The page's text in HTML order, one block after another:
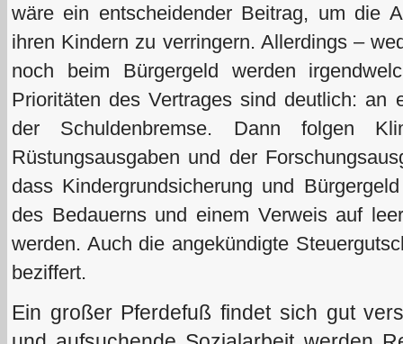
wäre ein entscheidender Beitrag, um die
ihren Kindern zu verringern. Allerdings –
noch beim Bürgergeld werden
Prioritäten des Vertrages sind deutlich: an
der Schuldenbremse. Dann folgen
Rüstungsausgaben und der
dass Kindergrundsicherung und
des Bedauerns und einem Verweis auf
werden. Auch die angekündigte
beziffert.
Ein großer Pferdefuß findet sich gut